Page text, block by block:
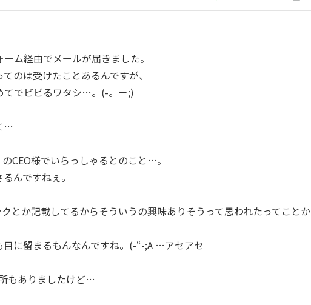
ム経由でメールが届きました。
のは受けたことあるんですが、
てでビビるワタシ…。(-。－;)
…
CEO様でいらっしゃるとのこと…。
んですねぇ。
とか記載してるからそういうの興味ありそうって思われたってことか
に留まるもんなんですね。(-“-;A …アセアセ
もありましたけど…